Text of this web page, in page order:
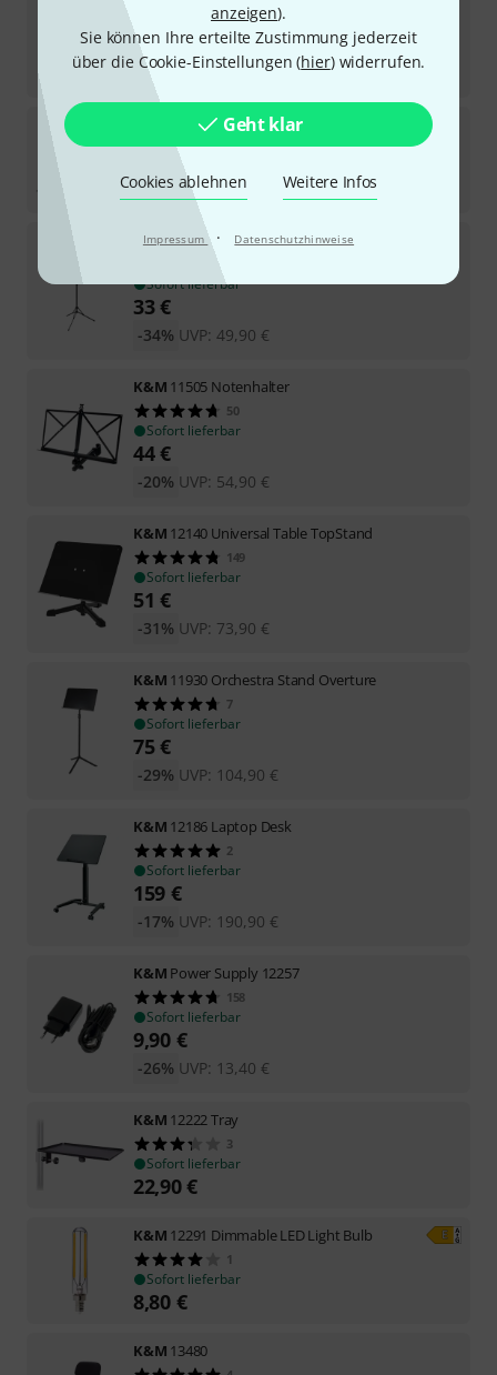
anzeigen).
Sie können Ihre erteilte Zustimmung jederzeit
über die Cookie-Einstellungen (hier) widerrufen.
Geht klar
Cookies ablehnen Weitere Infos
Impressum · Datenschutzhinweise
Sofort lieferbar
99 €
UVP:163,90 €
-40%
100/5 Black Set
1
Sofort lieferbar
35 €
K&M100/5 XL Black
Sofort lieferbar
33€
UVP: 49,90 €
-34%
K&M 11505 Notenhalter
50
Sofort lieferbar
44€
UVP: 54,90 €
-20%
K&M 12140 Universal Table TopStand
149
Sofort lieferbar
51 €
UVP: 73,90 €
-31%
K&M 11930 Orchestra Stand Overture
7
Sofort lieferbar
75€
UVP: 104,90 €
-29%
K&M 12186 Laptop Desk
2
Sofort lieferbar
159 €
UVP: 190,90 €
-17%
K&M Power Supply 12257
158
Sofort lieferbar
9,90 €
UVP: 13,40 €
-26%
K&M 12222 Tray
3
Sofort lieferbar
22,90€
K&M 12291 Dimmable LED Light Bulb
1
Sofort lieferbar
8,80 €
K&M 13480